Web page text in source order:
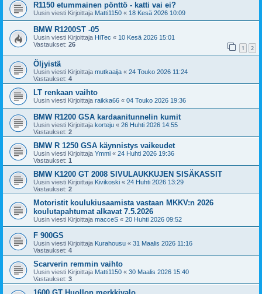
R1150 etummainen pönttö - katti vai ei?
Uusin viesti Kirjoittaja Matti1150 « 18 Kesä 2026 10:09
BMW R1200ST -05
Uusin viesti Kirjoittaja HiTec « 10 Kesä 2026 15:01
Vastaukset: 26 1 2
Öljyistä
Uusin viesti Kirjoittaja mutkaaija « 24 Touko 2026 11:24
Vastaukset: 4
LT renkaan vaihto
Uusin viesti Kirjoittaja raikka66 « 04 Touko 2026 19:36
BMW R1200 GSA kardaanitunnelin kumit
Uusin viesti Kirjoittaja korteju « 26 Huhti 2026 14:55
Vastaukset: 2
BMW R 1250 GSA käynnistys vaikeudet
Uusin viesti Kirjoittaja Ymmi « 24 Huhti 2026 19:36
Vastaukset: 1
BMW K1200 GT 2008 SIVULAUKKUJEN SISÄKASSIT
Uusin viesti Kirjoittaja Kivikoski « 24 Huhti 2026 13:29
Vastaukset: 2
Motoristit koulukiusaamista vastaan MKKV:n 2026
koulutapahtumat alkavat 7.5.2026
Uusin viesti Kirjoittaja macceS « 20 Huhti 2026 09:52
F 900GS
Uusin viesti Kirjoittaja Kurahousu « 31 Maalis 2026 11:16
Vastaukset: 4
Scarverin remmin vaihto
Uusin viesti Kirjoittaja Matti1150 « 30 Maalis 2026 15:40
Vastaukset: 3